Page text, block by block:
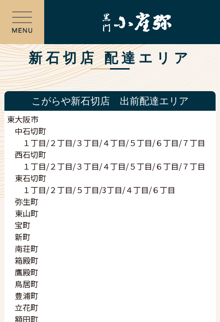
トップ
配達店舗検索
出前注文
テイクアウト注文
提供メニュー
小雀弥のこだわり
スタッフ募集
メンバーページ
新規登録
ログイン
店舗案内
黒門店
松屋町店
堀江店
福島店
天満店
西中島店
中津店
阿倍野店
東大阪店
江坂店
新石切店
新石切店 配達エリア
こがらや新石切店 出前配達エリア
東大阪市
中石切町
１丁目/２丁目/３丁目/４丁目/５丁目/６丁目/７丁目
西石切町
１丁目/２丁目/３丁目/４丁目/５丁目/６丁目/７丁目
東石切町
１丁目/２丁目/５丁目/3丁目/４丁目/６丁目
弥生町
東山町
宝町
新町
南荘町
箱殿町
鷹殿町
鳥居町
豊浦町
立花町
額田町